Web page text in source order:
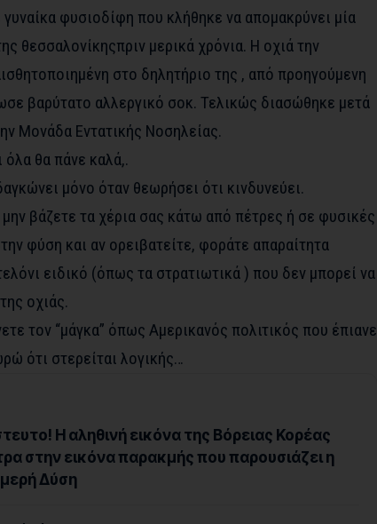
φυσιοδίφη που κλήθηκε να απομακρύνει μία
θεσσαλονίκηςπριν μερικά χρόνια. Η οχιά την
στο δηλητήριο της , από προηγούμενη
βαρύτατο αλλεργικό σοκ. Τελικώς διασώθηκε μετά
Μονάδα Εντατικής Νοσηλείας.
όλα θα πάνε καλά,.
μόνο όταν θεωρήσει ότι κινδυνεύει.
βάζετε τα χέρια σας κάτω από πέτρες ή σε φυσικές
φύση και αν ορειβατείτε, φοράτε απαραίτητα
ειδικό (όπως τα στρατιωτικά ) που δεν μπορεί να
οχιάς.
τον “μάγκα” όπως Αμερικανός πολιτικός που έπιανε
ότι στερείται λογικής…
Η αληθινή εικόνα της Βόρειας Κορέας
στην εικόνα παρακμής που παρουσιάζει η
Δύση